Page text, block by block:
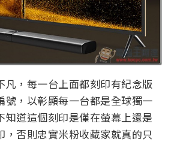
凡，每一台上面都刻印有紀念版
號，以彰顯每一台都是全球獨一
知道這個刻印是僅在螢幕上還是
，否則忠實米粉收藏家就真的只